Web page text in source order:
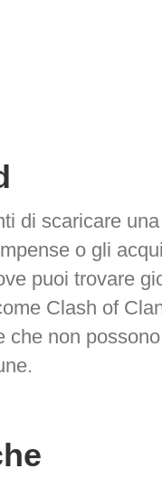
di scaricare
o gli
puoi trovare
Clash of
non